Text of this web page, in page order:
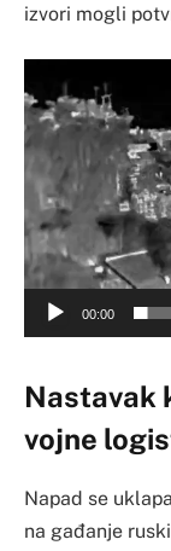
izvori mogli
Player
00:00
Nastavak
vojne
Napad se
na gađanje